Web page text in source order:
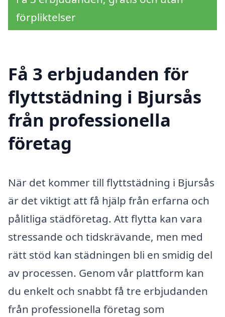
förpliktelser
Få 3 erbjudanden för
flyttstädning i Bjursås
från professionella
företag
När det kommer till flyttstädning i Bjursås
är det viktigt att få hjälp från erfarna och
pålitliga städföretag. Att flytta kan vara
stressande och tidskrävande, men med
rätt stöd kan städningen bli en smidig del
av processen. Genom vår plattform kan
du enkelt och snabbt få tre erbjudanden
från professionella företag som